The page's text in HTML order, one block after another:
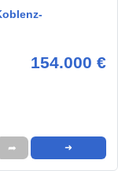
154.000 €
➦ ➜